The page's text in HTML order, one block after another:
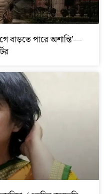
বাড়তে পারে অশান্তি’—